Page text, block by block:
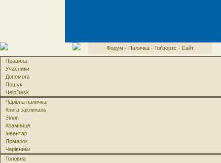
Форум · Паличка· Гоґвортс · Сайт
Правила
Учасники
Допомога
Пошук
HelpDesk
Чарівна паличка
Книга заклинань
Зілля
Крамниця
Інвентар
Ярмарок
Чарівники
Головна